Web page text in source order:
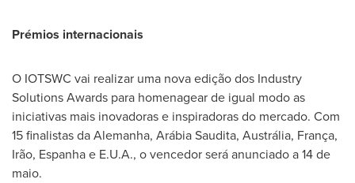
Prémios internacionais
O IOTSWC vai realizar uma nova edição dos Industry
Solutions Awards para homenagear de igual modo as
iniciativas mais inovadoras e inspiradoras do mercado. Com
15 finalistas da Alemanha, Arábia Saudita, Austrália, França,
Irão, Espanha e E.U.A., o vencedor será anunciado a 14 de
maio.